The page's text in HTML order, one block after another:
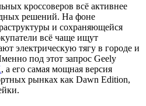
кроссоверов всё активнее
решений. На фоне
и сохраняющейся
всё чаще ищут
электрическую тягу в городе и
под этот запрос Geely
, а его самая мощная версия
рынках как Dawn Edition,